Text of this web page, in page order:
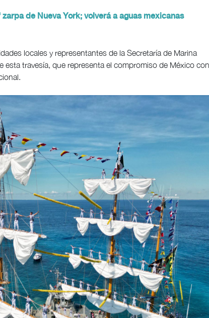
de Nueva York; volverá a aguas mexicanas
locales y representantes de la Secretaría de Marina
esta travesía, que representa el compromiso de México